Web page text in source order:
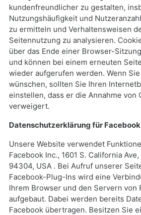
kundenfreundlicher zu gestalten,
Nutzungshäufigkeit und
zu ermitteln und Verhaltensweisen
Seitennutzung zu analysieren.
über das Ende einer Browser-
und können bei einem erneuten
wieder aufgerufen werden. Wenn
wünschen, sollten Sie Ihren
einstellen, dass er die Annahme von
verweigert.
Datenschutzerklärung für Facebook
Unsere Website verwendet
Facebook Inc., 1601 S. California
94304, USA . Bei Aufruf unserer
Facebook-Plug-Ins wird eine
Ihrem Browser und den Servern von
aufgebaut. Dabei werden bereits
Facebook übertragen. Besitzen Sie